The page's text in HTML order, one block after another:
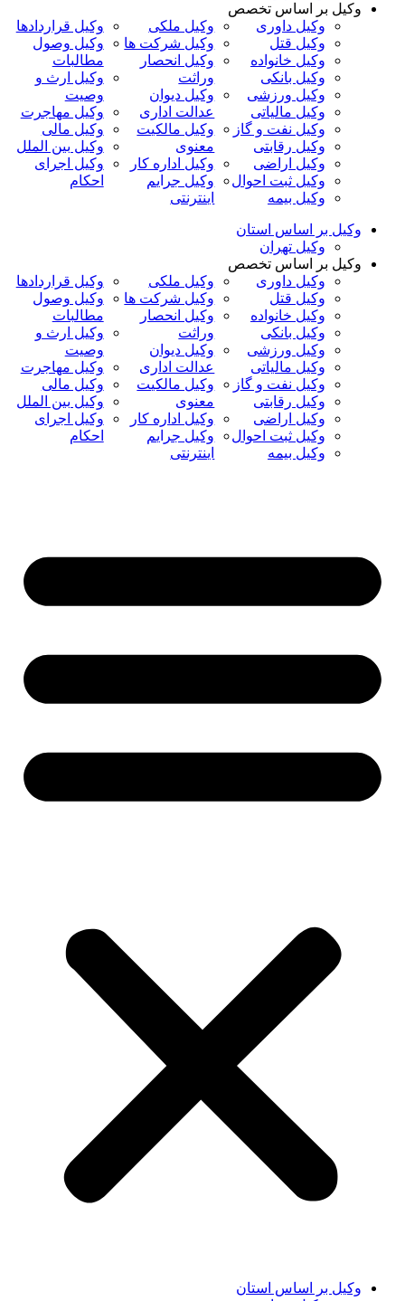
وکیل بر اساس تخصص
وکیل داوری
وکیل قتل
وکیل خانواده
وکیل بانکی
وکیل ورزشی
وکیل مالیاتی
وکیل نفت و گاز
وکیل رقابتی
وکیل اراضی
وکیل ثبت احوال
وکیل بیمه
وکیل ملکی
وکیل شرکت ها
وکیل انحصار
وراثت
وکیل دیوان
عدالت اداری
وکیل مالکیت
معنوی
وکیل اداره کار
وکیل جرایم
اینترنتی
وکیل قراردادها
وکیل وصول
مطالبات
وکیل ارث و
وصیت
وکیل مهاجرت
وکیل مالی
وکیل بین الملل
وکیل اجرای
احکام
وکیل بر اساس استان
وکیل تهران
وکیل بر اساس تخصص
وکیل داوری
وکیل قتل
وکیل خانواده
وکیل بانکی
وکیل ورزشی
وکیل مالیاتی
وکیل نفت و گاز
وکیل رقابتی
وکیل اراضی
وکیل ثبت احوال
وکیل بیمه
وکیل ملکی
وکیل شرکت ها
وکیل انحصار
وراثت
وکیل دیوان
عدالت اداری
وکیل مالکیت
معنوی
وکیل اداره کار
وکیل جرایم
اینترنتی
وکیل قراردادها
وکیل وصول
مطالبات
وکیل ارث و
وصیت
وکیل مهاجرت
وکیل مالی
وکیل بین الملل
وکیل اجرای
احکام
وکیل بر اساس استان